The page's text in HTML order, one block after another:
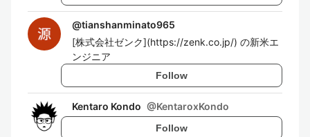
@tianshanminato965
[株式会社ゼンク](https://zenk.co.jp/) の新米エ
ンジニア
Follow
Kentaro Kondo @KentaroxKondo
Follow